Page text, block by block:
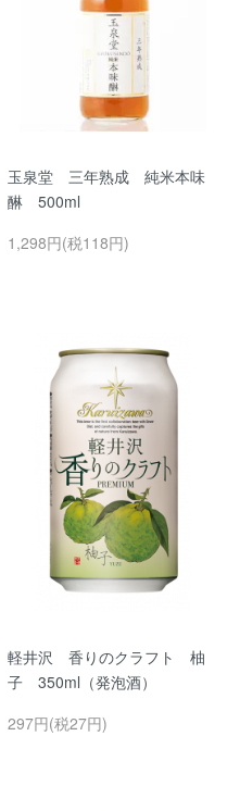
玉泉堂 三年熟成 純米本味
醂 500ml
1,298円(税118円)
軽井沢 香りのクラフト 柚
子 350ml（発泡酒）
297円(税27円)